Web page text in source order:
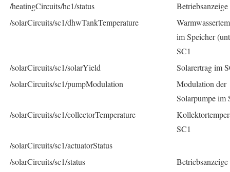
/heatingCircuits/hc1/status
/solarCircuits/sc1/dhwTankTemperature
im Speicher
SC1
/solarCircuits/sc1/solarYield
Solarertrag im
/solarCircuits/sc1/pumpModulation
Modulation der
Solarpumpe im
/solarCircuits/sc1/collectorTemperature
SC1
/solarCircuits/sc1/actuatorStatus
/solarCircuits/sc1/status